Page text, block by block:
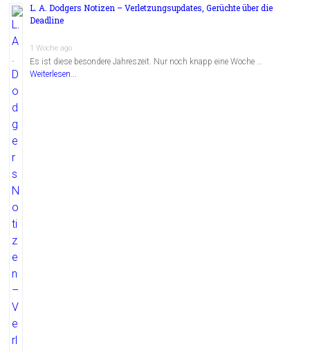
L. A. Dodgers Notizen – Verletzungsupdates, Gerüchte über die
Deadline
1 Woche ago
Es ist diese besondere Jahreszeit. Nur noch knapp eine Woche …
Weiterlesen...